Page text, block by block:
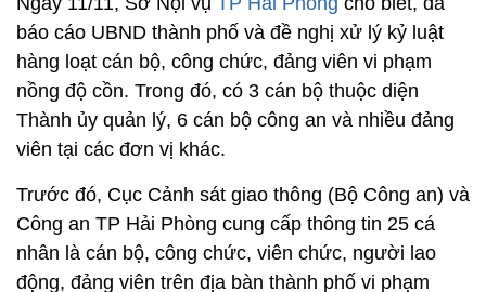
báo cáo UBND thành phố và đề nghị xử lý kỷ luật
hàng loạt cán bộ, công chức, đảng viên vi phạm
nồng độ cồn. Trong đó, có 3 cán bộ thuộc diện
Thành ủy quản lý, 6 cán bộ công an và nhiều đảng
viên tại các đơn vị khác.
Trước đó, Cục Cảnh sát giao thông (Bộ Công an) và
Công an TP Hải Phòng cung cấp thông tin 25 cá
nhân là cán bộ, công chức, viên chức, người lao
động, đảng viên trên địa bàn thành phố vi phạm